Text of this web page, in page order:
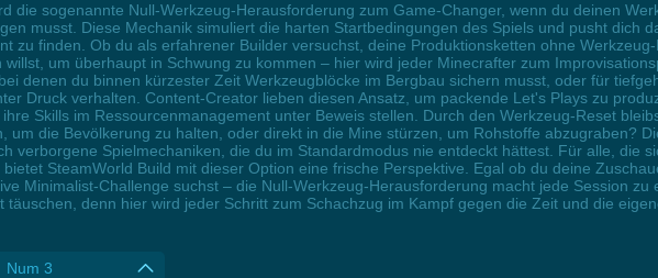
die sogenannte Null-Werkzeug-Herausforderung zum Game-Changer, wenn du deinen
musst. Diese Mechanik simuliert die harten Startbedingungen des Spiels und pusht dich
zu finden. Ob du als erfahrener Builder versuchst, deine Produktionsketten ohne
willst, um überhaupt in Schwung zu kommen – hier wird jeder Minecrafter zum
denen du binnen kürzester Zeit Werkzeugblöcke im Bergbau sichern musst, oder für
Druck verhalten. Content-Creator lieben diesen Ansatz, um packende Let's Plays zu
Skills im Ressourcenmanagement unter Beweis stellen. Durch den Werkzeug-Reset
um die Bevölkerung zu halten, oder direkt in die Mine stürzen, um Rohstoffe abzugraben?
verborgene Spielmechaniken, die du im Standardmodus nie entdeckt hättest. Für alle, die
SteamWorld Build mit dieser Option eine frische Perspektive. Egal ob du deine
Minimalist-Challenge suchst – die Null-Werkzeug-Herausforderung macht jede Session
täuschen, denn hier wird jeder Schritt zum Schachzug im Kampf gegen die Zeit und die
Num 3